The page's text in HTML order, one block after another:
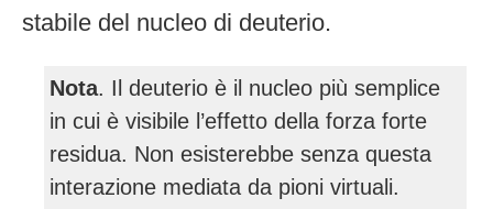
stabile del nucleo di deuterio.
Nota. Il deuterio è il nucleo più semplice
in cui è visibile l’effetto della forza forte
residua. Non esisterebbe senza questa
interazione mediata da pioni virtuali.